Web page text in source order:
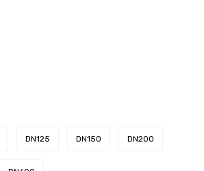
DN125 DN150 DN200